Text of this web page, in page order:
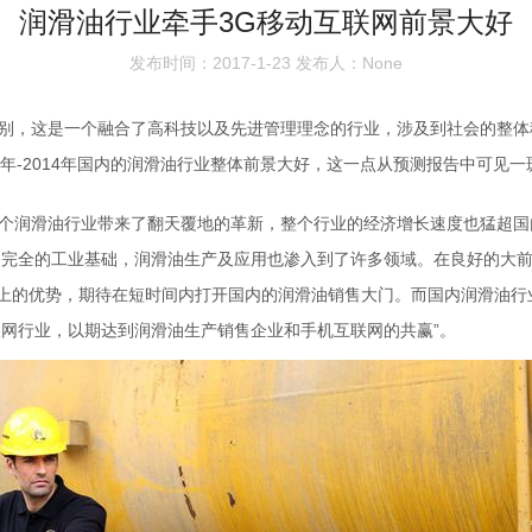
润滑油行业牵手3G移动互联网前景大好
发布时间：2017-1-23 发布人：None
，这是一个融合了高科技以及先进管理理念的行业，涉及到社会的整
-2014年国内的润滑油行业整体前景大好，这一点从预测报告中可见一
润滑油行业带来了翻天覆地的革新，整个行业的经济增长速度也猛超
全的工业基础，润滑油生产及应用也渗入到了许多领域。在良好的大
优势，期待在短时间内打开国内的润滑油销售大门。而国内润滑油
业，以期达到润滑油生产销售企业和手机互联网的共赢”。